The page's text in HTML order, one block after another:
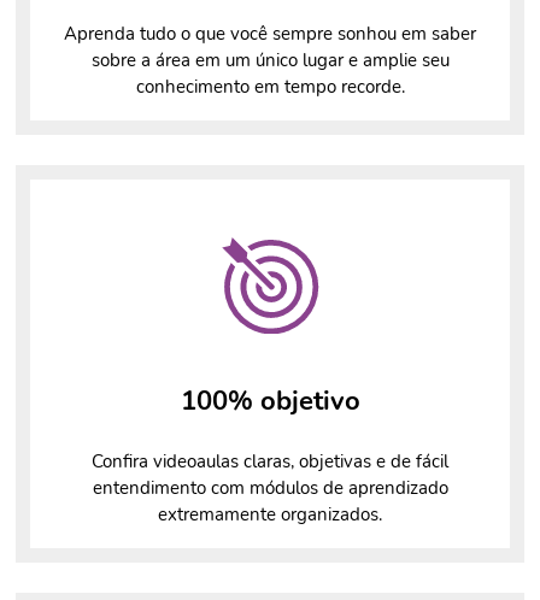
Aprenda tudo o que você sempre sonhou em saber
sobre a área em um único lugar e amplie seu
conhecimento em tempo recorde.
100% objetivo
Confira videoaulas claras, objetivas e de fácil
entendimento com módulos de aprendizado
extremamente organizados.